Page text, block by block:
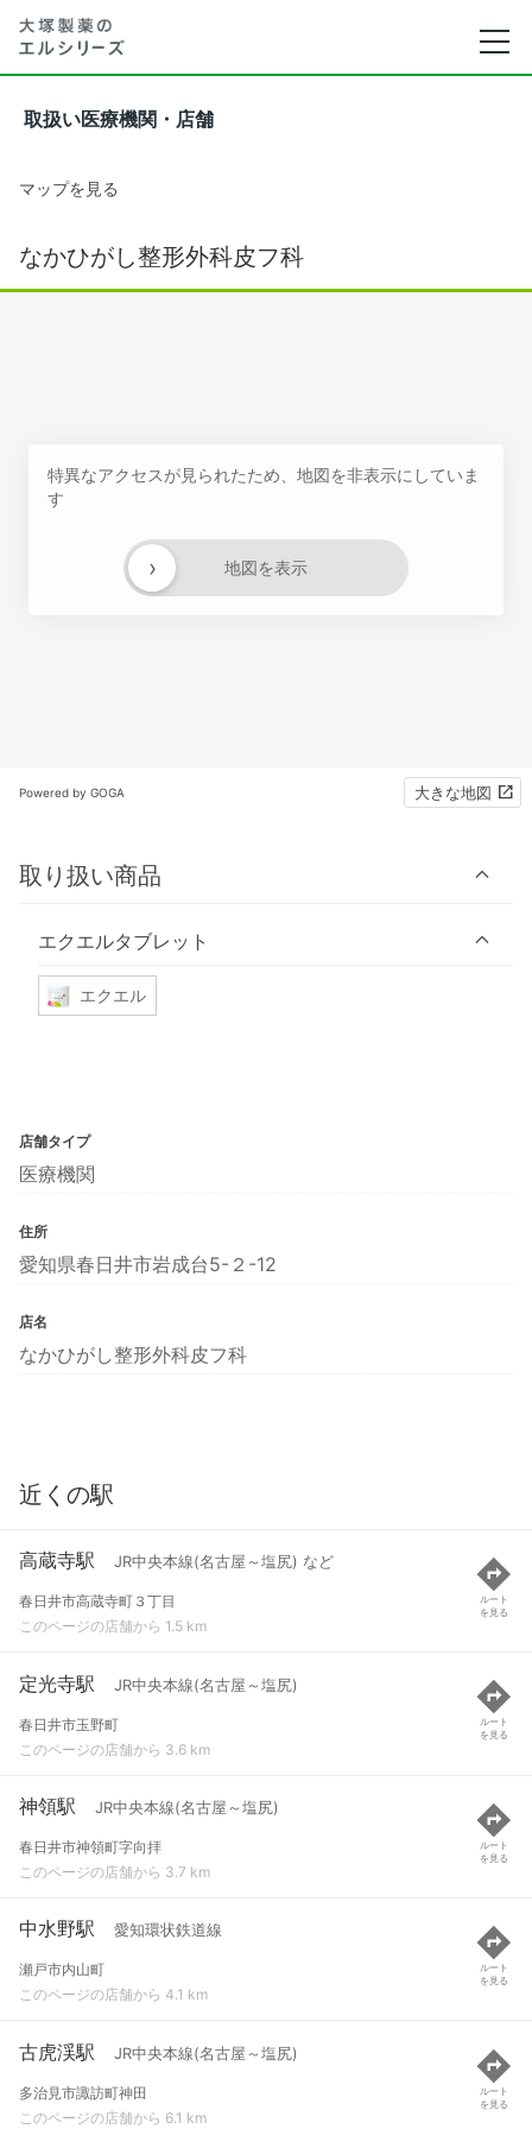
取扱い医療機関・店舗
マップを見る
なかひがし整形外科皮フ科
特異なアクセスが見られたため、地図を非表示にしていま
す
地図を表示
›
Powered by GOGA 大きな地図
取り扱い商品
エクエルタブレット
エクエル
店舗タイプ
医療機関
住所
愛知県春日井市岩成台5-２-12
店名
なかひがし整形外科皮フ科
近くの駅
高蔵寺駅 JR中央本線(名古屋～塩尻) など
春日井市高蔵寺町３丁目
このページの店舗から 1.5 km
ルート
を見る
定光寺駅 JR中央本線(名古屋～塩尻)
春日井市玉野町
このページの店舗から 3.6 km
ルート
を見る
神領駅 JR中央本線(名古屋～塩尻)
春日井市神領町字向拝
このページの店舗から 3.7 km
ルート
を見る
中水野駅 愛知環状鉄道線
瀬戸市内山町
このページの店舗から 4.1 km
ルート
を見る
古虎渓駅 JR中央本線(名古屋～塩尻)
多治見市諏訪町神田
このページの店舗から 6.1 km
ルート
を見る